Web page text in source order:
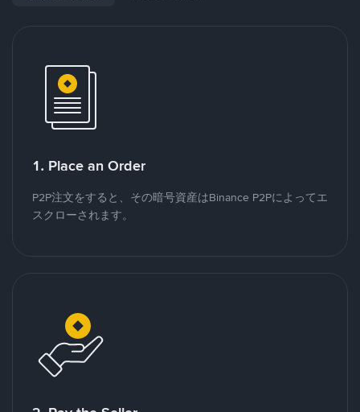
1. Place an Order
P2P注文をすると、その暗号資産はBinance P2Pによってエ
スクローされます。